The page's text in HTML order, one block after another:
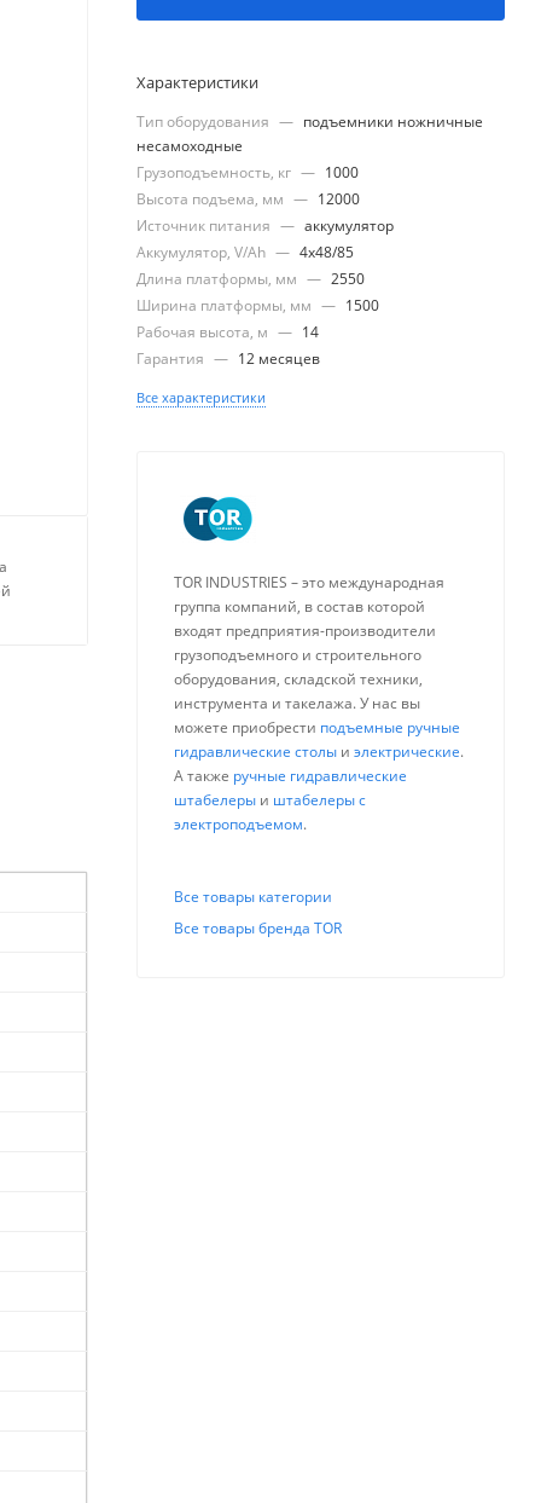
Характеристики
Тип оборудования — подъемники ножничные
несамоходные
Грузоподъемность, кг — 1000
Высота подъема, мм — 12000
Источник питания — аккумулятор
Аккумулятор, V/Ah — 4x48/85
Длина платформы, мм — 2550
Ширина платформы, мм — 1500
Рабочая высота, м — 14
Гарантия — 12 месяцев
Все характеристики
TOR INDUSTRIES – это международная
группа компаний, в состав которой
входят предприятия-производители
грузоподъемного и строительного
оборудования, складской техники,
инструмента и такелажа. У нас вы
можете приобрести подъемные ручные
гидравлические столы и электрические.
А также ручные гидравлические
штабелеры и штабелеры с
электроподъемом.
Все товары категории
Все товары бренда TOR